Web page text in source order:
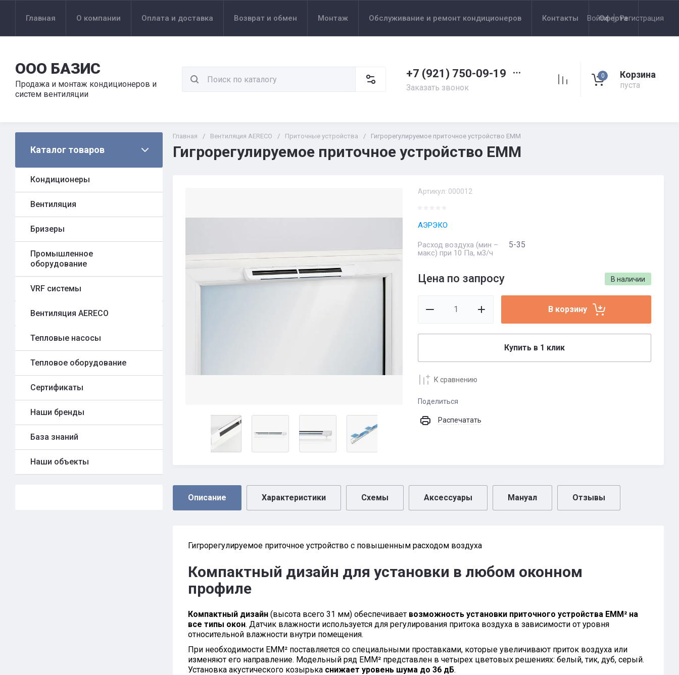
Главная О компании Оплата и доставка Возврат и обмен Монтаж Обслуживание и ремонт кондиционеров Контакты Оферта
Войти Регистрация
ООО БАЗИС
Продажа и монтаж кондиционеров и
систем вентиляции
+7 (921) 750-09-19
Заказать звонок
0 Корзина
пуста
Каталог товаров
Кондиционеры
Вентиляция
Бризеры
Промышленное
оборудование
VRF системы
Вентиляция AERECO
Тепловые насосы
Тепловое оборудование
Сертификаты
Наши бренды
База знаний
Наши объекты
Главная / Вентиляция AERECO / Приточные устройства / Гигрорегулируемое приточное устройство EMM
Гигрорегулируемое приточное устройство EMM
Артикул: 000012
АЭРЭКО
Расход воздуха (мин –
макс) при 10 Па, м3/ч
5-35
В наличии
Цена по запросу
В корзину
Купить в 1 клик
К сравнению
Поделиться
Распечатать
Описание Характеристики Схемы Аксессуары Мануал Отзывы
Гигрорегулируемое приточное устройство с повышенным расходом воздуха
Компактный дизайн для установки в любом оконном
профиле
Компактный дизайн (высота всего 31 мм) обеспечивает возможность установки приточного устройства EMM² на
все типы окон. Датчик влажности используется для регулирования притока воздуха в зависимости от уровня
относительной влажности внутри помещения.
При необходимости ЕММ² поставляется со специальными проставками, которые увеличивают приток воздуха или
изменяют его направление. Модельный ряд ЕММ² представлен в четырех цветовых решениях: белый, тик, дуб, серый.
Установка акустического козырька снижает уровень шума до 36 дБ.